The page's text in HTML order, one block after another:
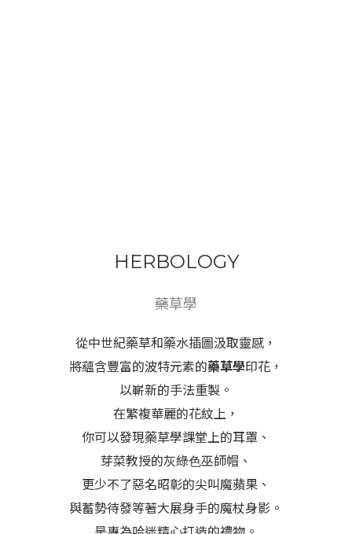
HERBOLOGY
藥草學
從中世紀藥草和藥水插圖汲取靈感，
將蘊含豐富的波特元素的藥草學印花，
以嶄新的手法重製。
在繁複華麗的花紋上，
你可以發現藥草學課堂上的耳罩、
芽菜教授的灰綠⾊巫師帽、
更少不了惡名昭彰的尖叫魔蘋果、
與蓄勢待發等著大展身手的魔杖身影。